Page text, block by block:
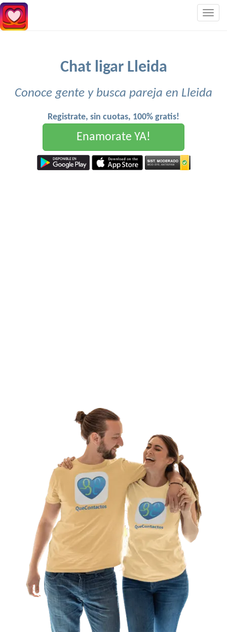
Chat ligar Lleida
Conoce gente y busca pareja en Lleida
Registrate, sin cuotas, 100% gratis!
Enamorate YA!